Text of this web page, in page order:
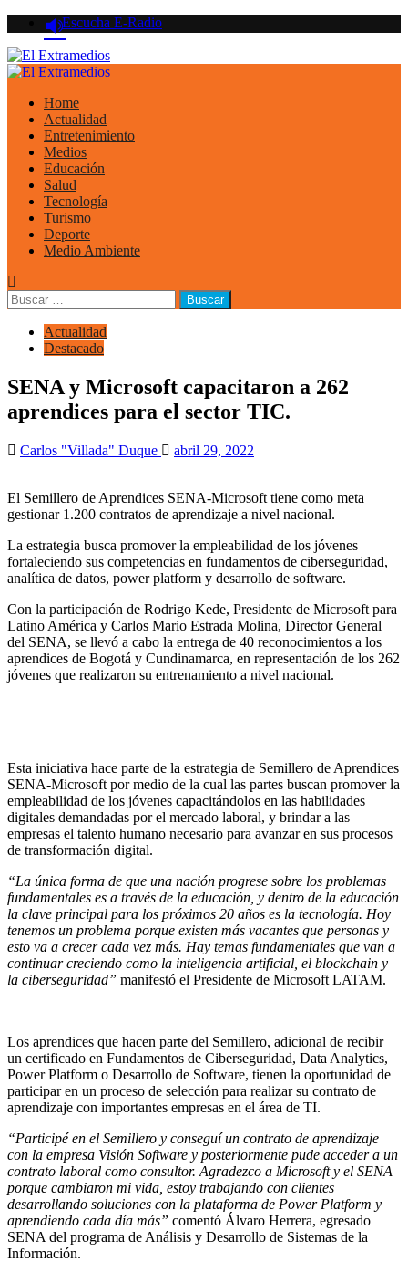
al
contenido
Escucha E-Radio
Primary
Home
Actualidad
Entretenimiento
Medios
Educación
Salud
Tecnología
Turismo
Deporte
Medio Ambiente
Buscar:
Actualidad
Destacado
SENA y Microsoft capacitaron a 262
aprendices para el sector TIC.
Carlos "Villada" Duque abril 29, 2022
El Semillero de Aprendices SENA-Microsoft tiene como meta
gestionar 1.200 contratos de aprendizaje a nivel nacional.
La estrategia busca promover la empleabilidad de los jóvenes
fortaleciendo sus competencias en fundamentos de ciberseguridad,
analítica de datos, power platform y desarrollo de software.
Con la participación de Rodrigo Kede, Presidente de Microsoft para
Latino América y Carlos Mario Estrada Molina, Director General
del SENA, se llevó a cabo la entrega de 40 reconocimientos a los
aprendices de Bogotá y Cundinamarca, en representación de los 262
jóvenes que realizaron su entrenamiento a nivel nacional.
Esta iniciativa hace parte de la estrategia de Semillero de Aprendices
SENA-Microsoft por medio de la cual las partes buscan promover la
empleabilidad de los jóvenes capacitándolos en las habilidades
digitales demandadas por el mercado laboral, y brindar a las
empresas el talento humano necesario para avanzar en sus procesos
de transformación digital.
“La única forma de que una nación progrese sobre los problemas
fundamentales es a través de la educación, y dentro de la educación
la clave principal para los próximos 20 años es la tecnología. Hoy
tenemos un problema porque existen más vacantes que personas y
esto va a crecer cada vez más. Hay temas fundamentales que van a
continuar creciendo como la inteligencia artificial, el blockchain y
la ciberseguridad” manifestó el Presidente de Microsoft LATAM.
Los aprendices que hacen parte del Semillero, adicional de recibir
un certificado en Fundamentos de Ciberseguridad, Data Analytics,
Power Platform o Desarrollo de Software, tienen la oportunidad de
participar en un proceso de selección para realizar su contrato de
aprendizaje con importantes empresas en el área de TI.
“Participé en el Semillero y conseguí un contrato de aprendizaje
con la empresa Visión Software y posteriormente pude acceder a un
contrato laboral como consultor. Agradezco a Microsoft y el SENA
porque cambiaron mi vida, estoy trabajando con clientes
desarrollando soluciones con la plataforma de Power Platform y
aprendiendo cada día más” comentó Álvaro Herrera, egresado
SENA del programa de Análisis y Desarrollo de Sistemas de la
Información.